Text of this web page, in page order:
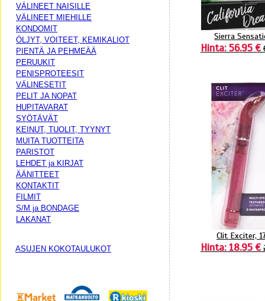
VÄLINEET NAISILLE
VÄLINEET MIEHILLE
KONDOMIT
ÖLJYT, VOITEET, KEMIKALIOT
PIENTÄ JA PEHMEÄÄ
PERUUKIT
PENISPROTEESIT
VÄLINESETIT
PELIT JA NOPAT
HUPITAVARAT
SYÖTÄVÄT
KEINUT, TUOLIT, TYYNYT
MUITA TUOTTEITA
PARISTOT
LEHDET ja KIRJAT
ÄÄNITTEET
KONTAKTIT
FILMIT
S/M ja BONDAGE
LAKANAT
ASUJEN KOKOTAULUKOT
Sierra
Hinta: 56.95 €
Clit Exciter,
Hinta: 18.95 €